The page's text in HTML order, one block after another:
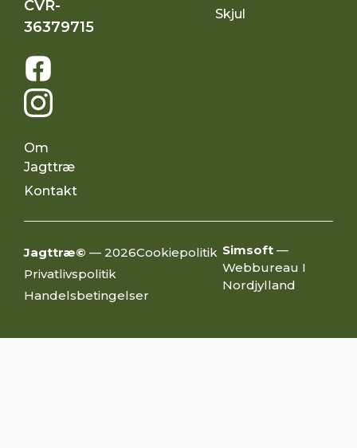
CVR-
36379715
Om
Jagttræ
Kontakt
Skjul
Jagttræ© — 2026Cookiepolitik
Privatlivspolitik
Handelsbetingelser
Simsoft —
Webbureau I
Nordjylland